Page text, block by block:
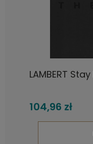
LAMBERT
104,96 zł